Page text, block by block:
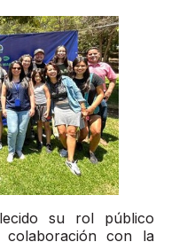
su rol público
colaboración con la